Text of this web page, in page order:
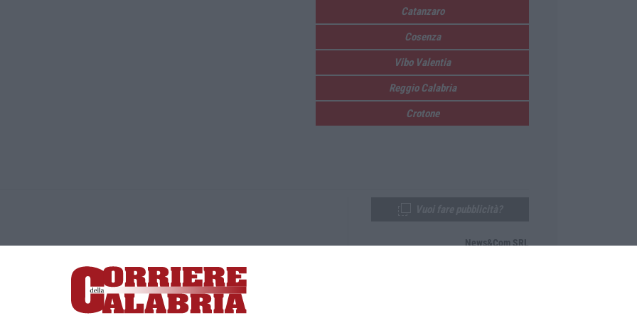
Catanzaro
Cosenza
Vibo Valentia
Reggio Calabria
Crotone
Lamezia Terme (CZ)
responsabile Paola Militano |Privacy
News&Com SRL